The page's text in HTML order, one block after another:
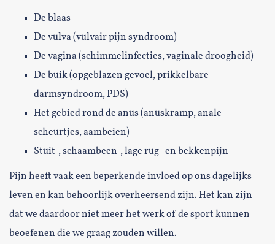
De blaas
De vulva (vulvair pijn syndroom)
De vagina (schimmelinfecties, vaginale droogheid)
De buik (opgeblazen gevoel, prikkelbare
darmsyndroom, PDS)
Het gebied rond de anus (anuskramp, anale
scheurtjes, aambeien)
Stuit-, schaambeen-, lage rug- en bekkenpijn
Pijn heeft vaak een beperkende invloed op ons dagelijks
leven en kan behoorlijk overheersend zijn. Het kan zijn
dat we daardoor niet meer het werk of de sport kunnen
beoefenen die we graag zouden willen.